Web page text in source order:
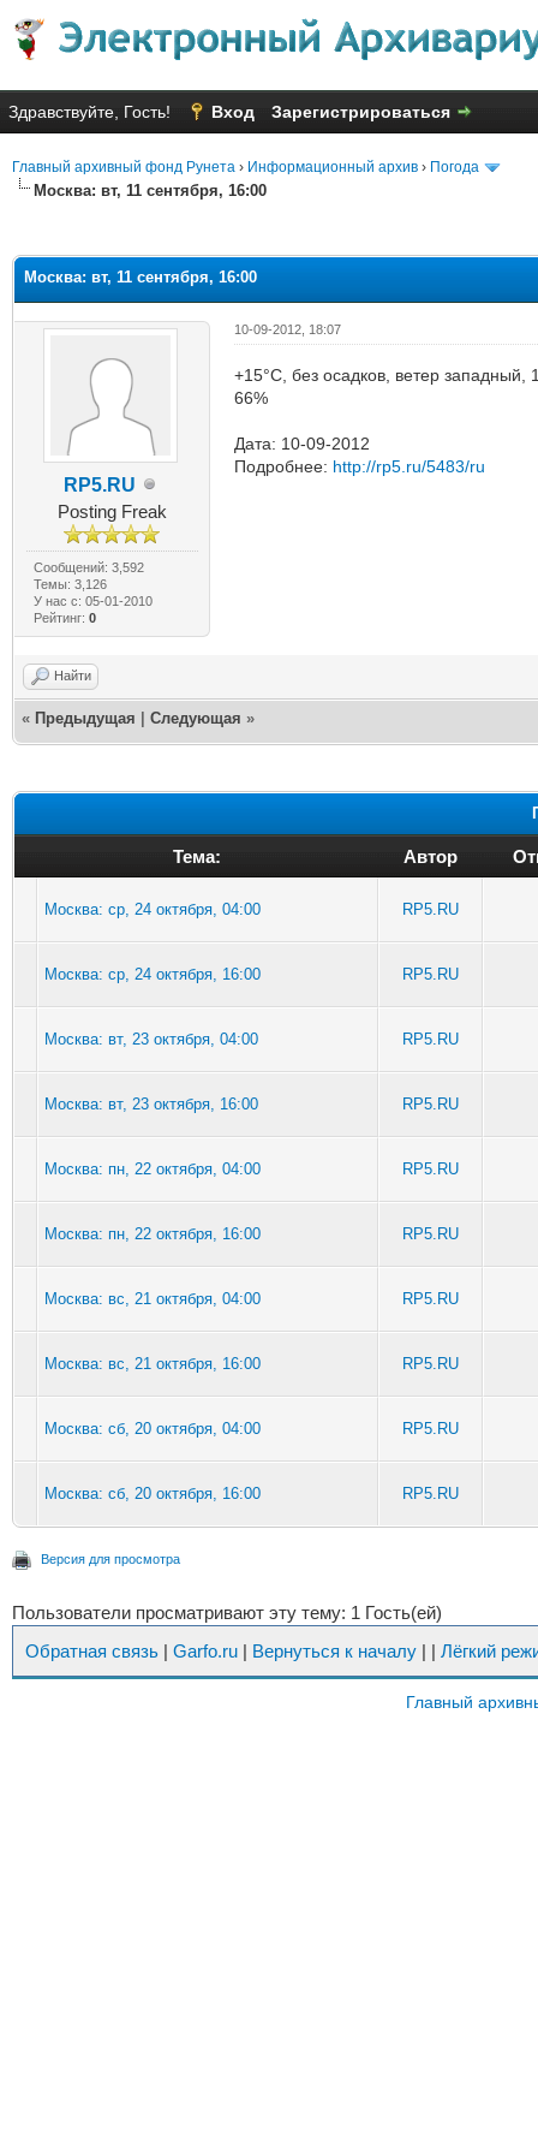
Здравствуйте, Гость! Вход Зарегистрироваться
Главный архивный фонд Рунета › Информационный архив › Погода
Москва: вт, 11 сентября, 16:00
Москва: вт, 11 сентября, 16:00
RP5.RU
Posting Freak
Сообщений: 3,592
Темы: 3,126
У нас с: 05-01-2010
Рейтинг: 0
10-09-2012, 18:07
+15°C, без осадков, ветер
66%
Дата: 10-09-2012
Подробнее: http://rp5.ru/5483/ru
Найти
« Предыдущая Следующая »
Тема: Автор
Москва: ср, 24 октября, 04:00 RP5.RU
Москва: ср, 24 октября, 16:00 RP5.RU
Москва: вт, 23 октября, 04:00 RP5.RU
Москва: вт, 23 октября, 16:00 RP5.RU
Москва: пн, 22 октября, 04:00 RP5.RU
Москва: пн, 22 октября, 16:00 RP5.RU
Москва: вс, 21 октября, 04:00 RP5.RU
Москва: вс, 21 октября, 16:00 RP5.RU
Москва: сб, 20 октября, 04:00 RP5.RU
Москва: сб, 20 октября, 16:00 RP5.RU
Версия для просмотра
Пользователи просматривают эту тему: 1 Гость(ей)
Обратная связь | Garfo.ru | Вернуться к началу | | Лёгкий
Главный